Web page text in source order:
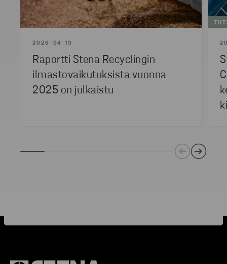
2026-04-19
Raportti Stena Recyclingin
ilmastovaikutuksista vuonna
2025 on julkaistu